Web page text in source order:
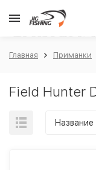
Главная Приманки
Field Hunter
Название